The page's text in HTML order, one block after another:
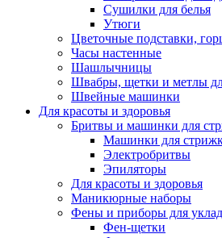
Сушилки для белья
Утюги
Цветочные подставки,
Часы настенные
Шашлычницы
Швабры, щетки и метлы
Швейные машинки
Для красоты и здоровья
Бритвы и машинки для
Машинки для
Электробритвы
Эпиляторы
Для красоты и здоровья
Маникюрные наборы
Фены и приборы для
Фен-щетки